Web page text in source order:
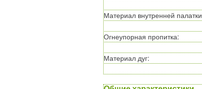
Материал внутренней палатки
Огнеупорная пропитка:
Материал дуг: